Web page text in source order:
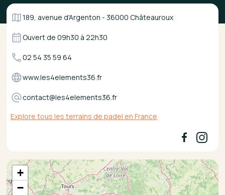
189, avenue d'Argenton - 36000 Châteauroux
Ouvert de09h30 à22h30
02 54 35 59 64
www.les4elements36.fr
contact@les4elements36.fr
Explore tous les terrains de padel en France
+
−